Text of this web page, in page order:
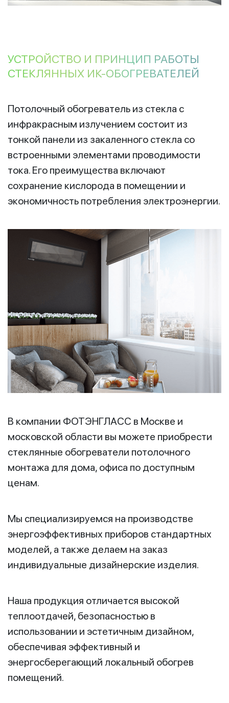
УСТРОЙСТВО И ПРИНЦИП РАБОТЫ
СТЕКЛЯННЫХ ИК-ОБОГРЕВАТЕЛЕЙ
Потолочный обогреватель из стекла с
инфракрасным излучением состоит из
тонкой панели из закаленного стекла со
встроенными элементами проводимости
тока. Его преимущества включают
сохранение кислорода в помещении и
экономичность потребления электроэнергии.
В компании ФОТЭНГЛАСС в Москве и
московской области вы можете приобрести
стеклянные обогреватели потолочного
монтажа для дома, офиса по доступным
ценам.
Мы специализируемся на производстве
энергоэффективных приборов стандартных
моделей, а также делаем на заказ
индивидуальные дизайнерские изделия.
Наша продукция отличается высокой
теплоотдачей, безопасностью в
использовании и эстетичным дизайном,
обеспечивая эффективный и
энергосберегающий локальный обогрев
помещений.